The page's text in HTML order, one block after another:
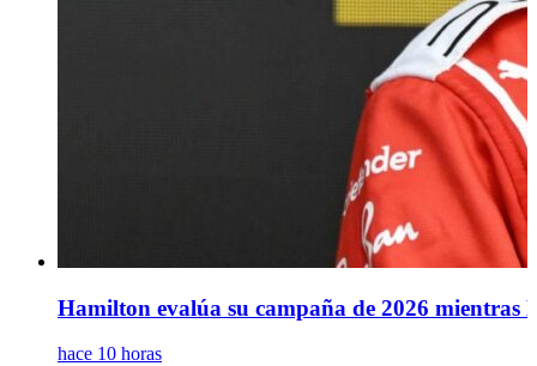
Hamilton evalúa su campaña de 2026 mientras
hace 10 horas